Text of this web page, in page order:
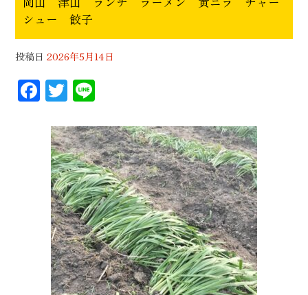
シュー 餃子
投稿日 2026年5月14日
F
ac
eb
oo
k
T
wi
tt
er
e